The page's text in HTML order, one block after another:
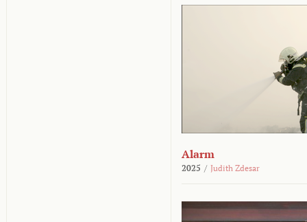
Alarm
2025 / Judith Zdesar